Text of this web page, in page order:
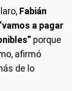
Fabián
a pagar
porque
afirmó
de lo